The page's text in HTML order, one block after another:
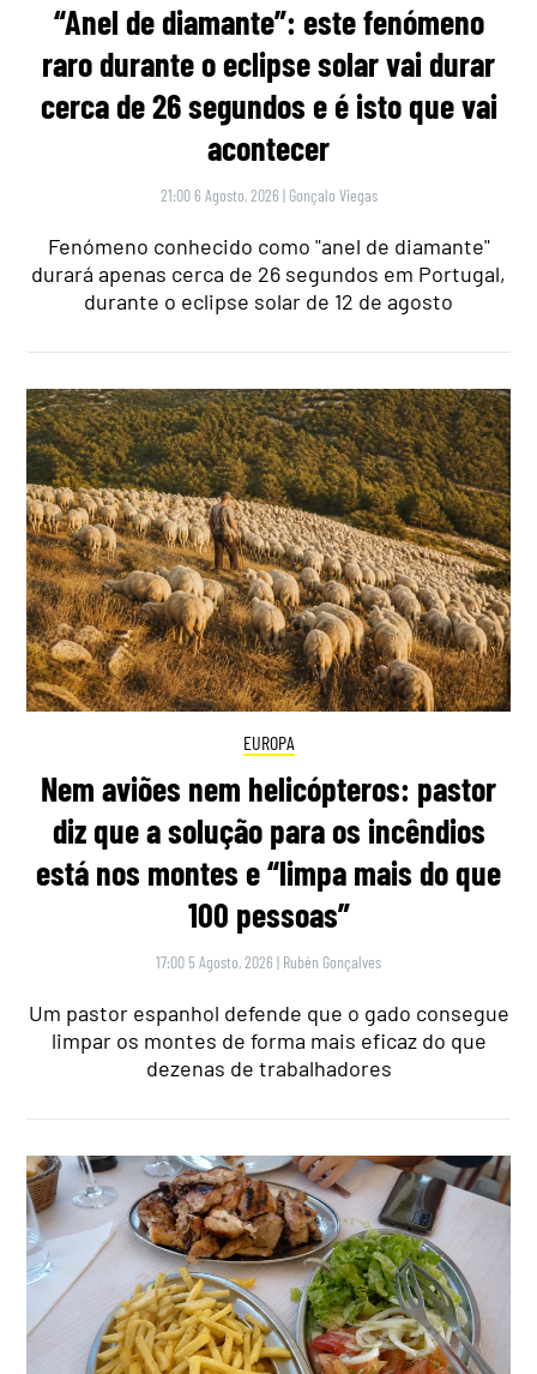
“Anel de diamante”: este fenómeno
raro durante o eclipse solar vai durar
cerca de 26 segundos e é isto que vai
acontecer
21:00 6 Agosto, 2026 | Gonçalo Viegas
Fenómeno conhecido como "anel de diamante"
durará apenas cerca de 26 segundos em Portugal,
durante o eclipse solar de 12 de agosto
EUROPA
Nem aviões nem helicópteros: pastor
diz que a solução para os incêndios
está nos montes e “limpa mais do que
100 pessoas”
17:00 5 Agosto, 2026 | Rubén Gonçalves
Um pastor espanhol defende que o gado consegue
limpar os montes de forma mais eficaz do que
dezenas de trabalhadores